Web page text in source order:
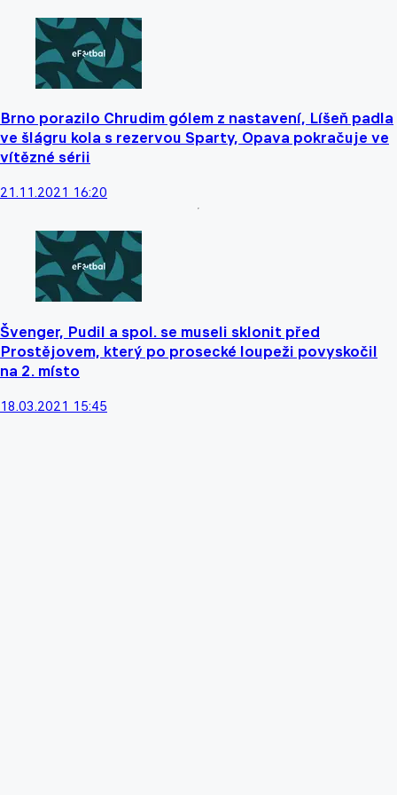
Brno porazilo Chrudim gólem z nastavení, Líšeň padla
ve šlágru kola s rezervou Sparty, Opava pokračuje ve
vítězné sérii
21.11.2021 16:20
Švenger, Pudil a spol. se museli sklonit před
Prostějovem, který po prosecké loupeži povyskočil
na 2. místo
18.03.2021 15:45